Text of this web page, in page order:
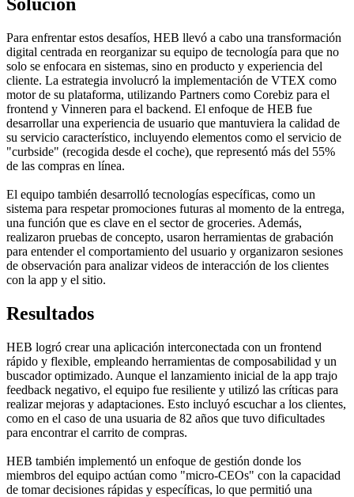
Para enfrentar estos desafíos, HEB llevó a cabo una transformación
digital centrada en reorganizar su equipo de tecnología para que no
solo se enfocara en sistemas, sino en producto y experiencia del
cliente. La estrategia involucró la implementación de VTEX como
motor de su plataforma, utilizando Partners como Corebiz para el
frontend y Vinneren para el backend. El enfoque de HEB fue
desarrollar una experiencia de usuario que mantuviera la calidad de
su servicio característico, incluyendo elementos como el servicio de
"curbside" (recogida desde el coche), que representó más del 55%
de las compras en línea.
El equipo también desarrolló tecnologías específicas, como un
sistema para respetar promociones futuras al momento de la entrega,
una función que es clave en el sector de groceries. Además,
realizaron pruebas de concepto, usaron herramientas de grabación
para entender el comportamiento del usuario y organizaron sesiones
de observación para analizar videos de interacción de los clientes
con la app y el sitio.
Resultados
HEB logró crear una aplicación interconectada con un frontend
rápido y flexible, empleando herramientas de composabilidad y un
buscador optimizado. Aunque el lanzamiento inicial de la app trajo
feedback negativo, el equipo fue resiliente y utilizó las críticas para
realizar mejoras y adaptaciones. Esto incluyó escuchar a los clientes,
como en el caso de una usuaria de 82 años que tuvo dificultades
para encontrar el carrito de compras.
HEB también implementó un enfoque de gestión donde los
miembros del equipo actúan como "micro-CEOs" con la capacidad
de tomar decisiones rápidas y específicas, lo que permitió una